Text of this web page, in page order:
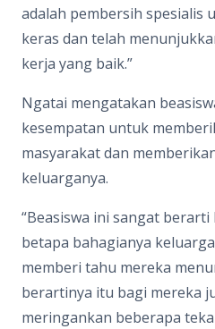
adalah pembersih spesialis
keras dan telah
kerja yang baik.”
Ngatai mengatakan
kesempatan untuk
masyarakat dan
keluarganya.
“Beasiswa ini sangat
betapa bahagianya
memberi tahu mereka
berartinya itu bagi mereka
meringankan beberapa